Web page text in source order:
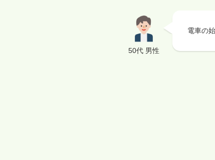
50代 男性
電車の